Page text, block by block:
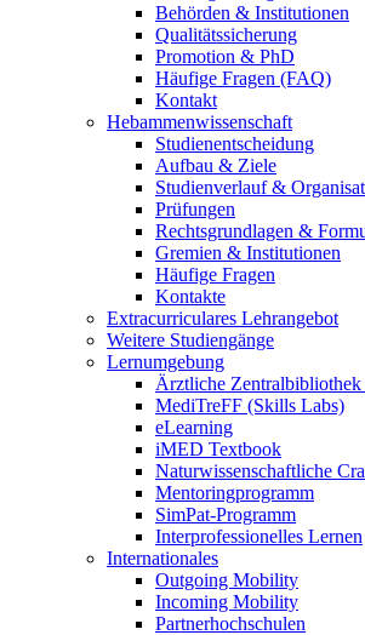
Behörden & Institutionen
Qualitätssicherung
Promotion & PhD
Häufige Fragen (FAQ)
Kontakt
Hebammenwissenschaft
Studienentscheidung
Aufbau & Ziele
Studienverlauf &
Prüfungen
Rechtsgrundlagen &
Gremien & Institutionen
Häufige Fragen
Kontakte
Extracurriculares Lehrangebot
Weitere Studiengänge
Lernumgebung
Ärztliche
MediTreFF (Skills Labs)
eLearning
iMED Textbook
Naturwissenschaftliche
Mentoringprogramm
SimPat-Programm
Interprofessionelles Lernen
Internationales
Outgoing Mobility
Incoming Mobility
Partnerhochschulen